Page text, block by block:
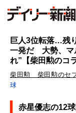
巨人3位転落…残
一発だ 大勢、マ
れ”【柴田勲のコ
柴田勲 柴田勲のセ
球
赤星優志の12